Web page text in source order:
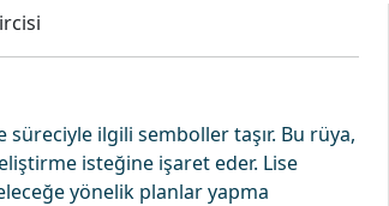
ilgili semboller taşır. Bu rüya,
isteğine işaret eder. Lise
yönelik planlar yapma